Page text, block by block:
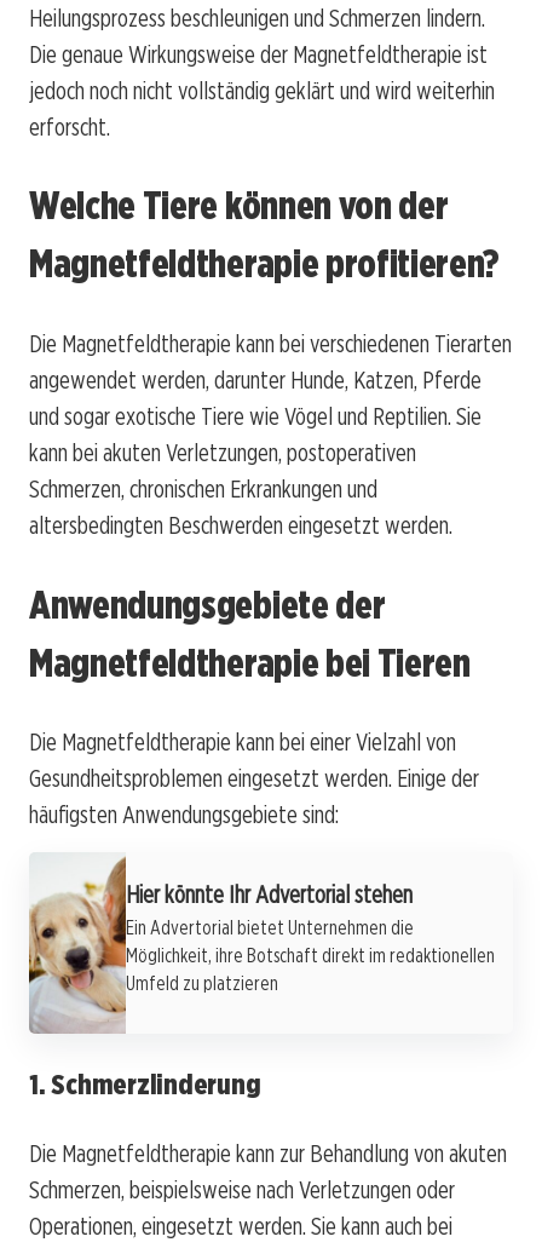
Heilungsprozess beschleunigen und Schmerzen lindern.
Die genaue Wirkungsweise der Magnetfeldtherapie ist
jedoch noch nicht vollständig geklärt und wird weiterhin
erforscht.
Welche Tiere können von der
Magnetfeldtherapie profitieren?
Die Magnetfeldtherapie kann bei verschiedenen Tierarten
angewendet werden, darunter Hunde, Katzen, Pferde
und sogar exotische Tiere wie Vögel und Reptilien. Sie
kann bei akuten Verletzungen, postoperativen
Schmerzen, chronischen Erkrankungen und
altersbedingten Beschwerden eingesetzt werden.
Anwendungsgebiete der
Magnetfeldtherapie bei Tieren
Die Magnetfeldtherapie kann bei einer Vielzahl von
Gesundheitsproblemen eingesetzt werden. Einige der
häufigsten Anwendungsgebiete sind:
Hier könnte Ihr Advertorial stehen
Ein Advertorial bietet Unternehmen die
Möglichkeit, ihre Botschaft direkt im redaktionellen
Umfeld zu platzieren
1. Schmerzlinderung
Die Magnetfeldtherapie kann zur Behandlung von akuten
Schmerzen, beispielsweise nach Verletzungen oder
Operationen, eingesetzt werden. Sie kann auch bei